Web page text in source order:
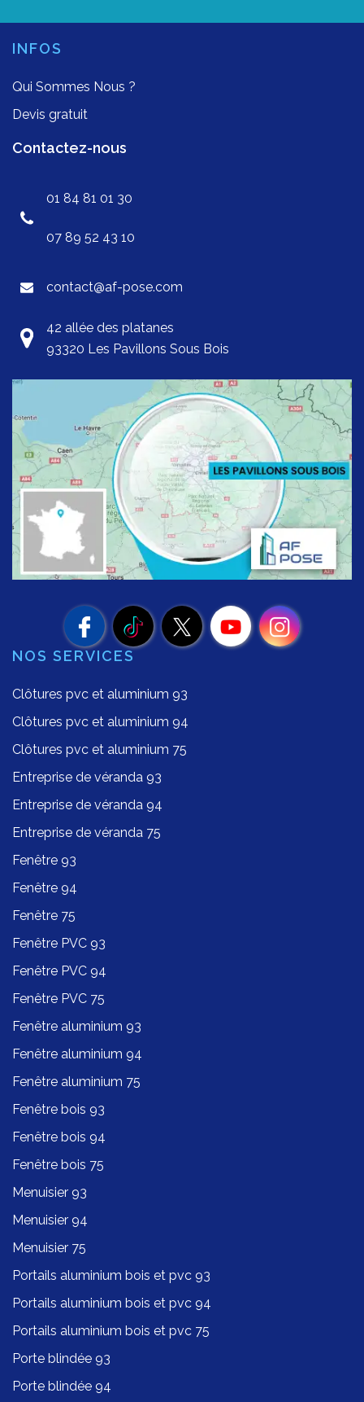
INFOS
Qui Sommes Nous ?
Devis gratuit
Contactez-nous
01 84 81 01 30
07 89 52 43 10
contact@af-pose.com
42 allée des platanes
93320 Les Pavillons Sous Bois
NOS SERVICES
Clôtures pvc et aluminium 93
Clôtures pvc et aluminium 94
Clôtures pvc et aluminium 75
Entreprise de véranda 93
Entreprise de véranda 94
Entreprise de véranda 75
Fenêtre 93
Fenêtre 94
Fenêtre 75
Fenêtre PVC 93
Fenêtre PVC 94
Fenêtre PVC 75
Fenêtre aluminium 93
Fenêtre aluminium 94
Fenêtre aluminium 75
Fenêtre bois 93
Fenêtre bois 94
Fenêtre bois 75
Menuisier 93
Menuisier 94
Menuisier 75
Portails aluminium bois et pvc 93
Portails aluminium bois et pvc 94
Portails aluminium bois et pvc 75
Porte blindée 93
Porte blindée 94